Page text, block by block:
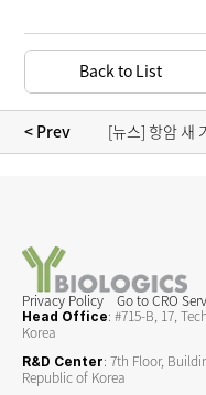
Back to List
< Prev
[뉴스] 항암 새
'항체-사이토
Privacy Policy Go to CRO
Head Office: #715-B, 17,
Korea
R&D Center: 7th Floor,
Republic of Korea